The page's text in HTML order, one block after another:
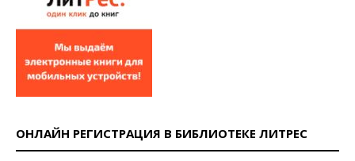
ОНЛАЙН РЕГИСТРАЦИЯ В БИБЛИОТЕКЕ ЛИТРЕС